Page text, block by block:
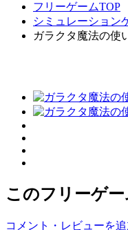
フリーゲームTOP
シミュレーション
ガラクタ魔法の使
このフリーゲ
コメント・レビューを